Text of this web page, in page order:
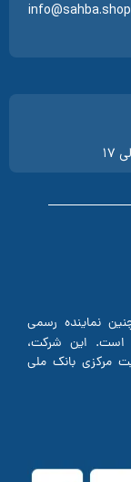
نماینده رسمی
است. این شرکت،
مرکزی بانک ملی